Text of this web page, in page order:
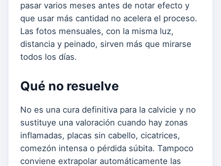
pasar varios meses antes de notar efecto y
que usar más cantidad no acelera el proceso.
Las fotos mensuales, con la misma luz,
distancia y peinado, sirven más que mirarse
todos los días.
Qué no resuelve
No es una cura definitiva para la calvicie y no
sustituye una valoración cuando hay zonas
inflamadas, placas sin cabello, cicatrices,
comezón intensa o pérdida súbita. Tampoco
conviene extrapolar automáticamente las